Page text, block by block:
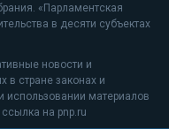
«Парламентская
в десяти субъектах
новости и
стране законах и
использовании материалов
на pnp.ru